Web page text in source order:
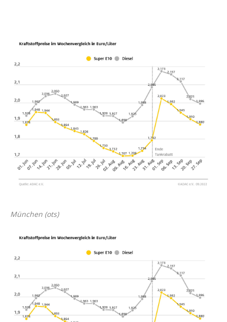
München (ots)